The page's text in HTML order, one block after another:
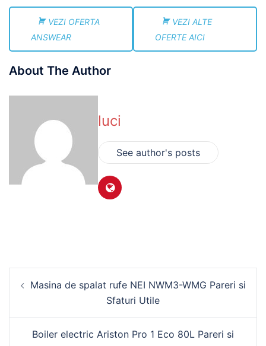
VEZI OFERTA
ANSWEAR
VEZI ALTE
OFERTE AICI
About The Author
luci
See author's posts
Masina de spalat rufe NEI NWM3-WMG Pareri si
Sfaturi Utile
Boiler electric Ariston Pro 1 Eco 80L Pareri si